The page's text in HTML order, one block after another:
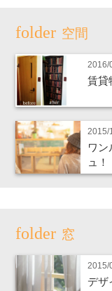
空間
2016/
賃貸
2015/
ワン
ュ！
窓
2015/
デザ